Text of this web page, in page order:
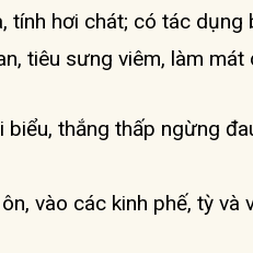
tính hơi chát; có tác
tiêu sưng viêm, làm mát
biểu, thắng thấp ngừng
vào các kinh phế, tỳ